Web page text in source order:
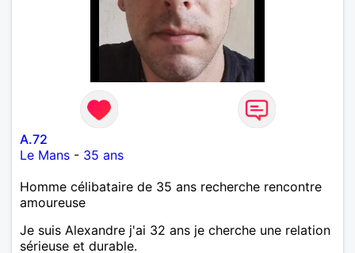
A.72
Le Mans - 35 ans
Homme célibataire de 35 ans recherche rencontre
amoureuse
Je suis Alexandre j'ai 32 ans je cherche une relation
sérieuse et durable.